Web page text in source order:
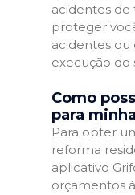
acidentes
proteger
acidentes ou
execução do
Como
para
Para obter
reforma
aplicativo
orçamentos